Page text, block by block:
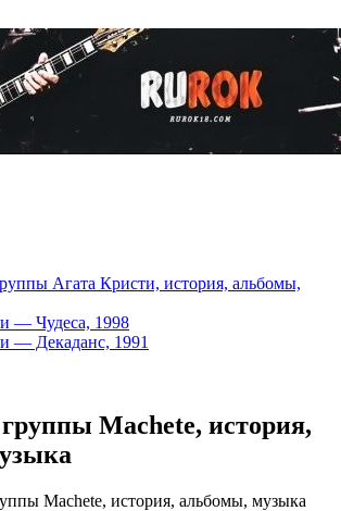
Агата Кристи, история, альбомы,
— Чудеса, 1998
— Декаданс, 1991
Machete, история,
Machete, история, альбомы, музыка